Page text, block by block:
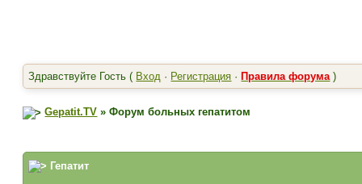
Здравствуйте Гость ( Вход · Регистрация · Правила форума)
Gepatit.TV » Форум больных гепатитом
Гепатит